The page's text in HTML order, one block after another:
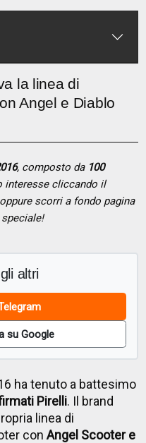
la linea di
Angel e Diablo
, composto da 100
interesse cliccando il
scorri a fondo pagina
altri
su Google
ha tenuto a battesimo
Pirelli. Il brand
linea di
conAngel Scooter e